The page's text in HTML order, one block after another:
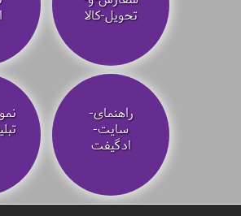
تحویل-کالا
راهنمای-
سایت-
ادگیفت